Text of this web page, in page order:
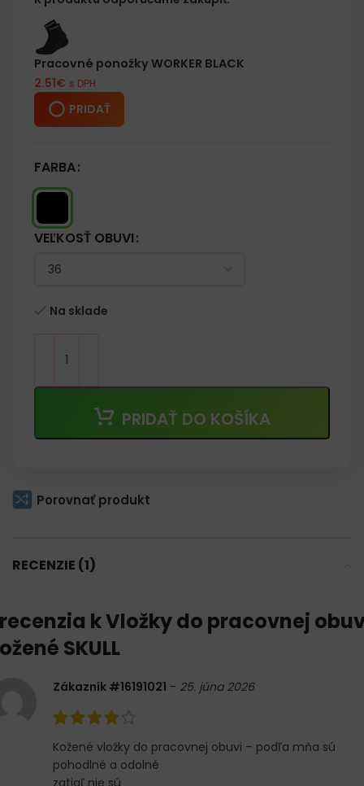
Veľkosť 40 = 39 – 40
Veľkosť 42 = 41 – 42
Veľkosť 44 = 43 – 44
Veľkosť 46 = 45 – 46
Veľkosť 48 = 47 – 48
Pracovné ponožky WORKER BLACK
2.51€ s DPH
PRIDAŤ
FARBA
VEĽKOSŤ OBUVI
Na sklade
PRIDAŤ DO KOŠÍKA
Porovnať produkt
RECENZIE (1)
recenzia kVložky do pracovnej
SKULL
Zákazník #16191021 – 25. júna 2026
Kožené vložky do pracovnej obuvi – podľa mňa sú
pohodlné a odolné